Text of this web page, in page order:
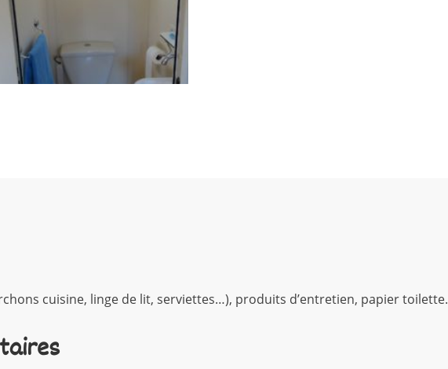
cuisine, linge de lit, serviettes…), produits d’entretien, papier toilette.